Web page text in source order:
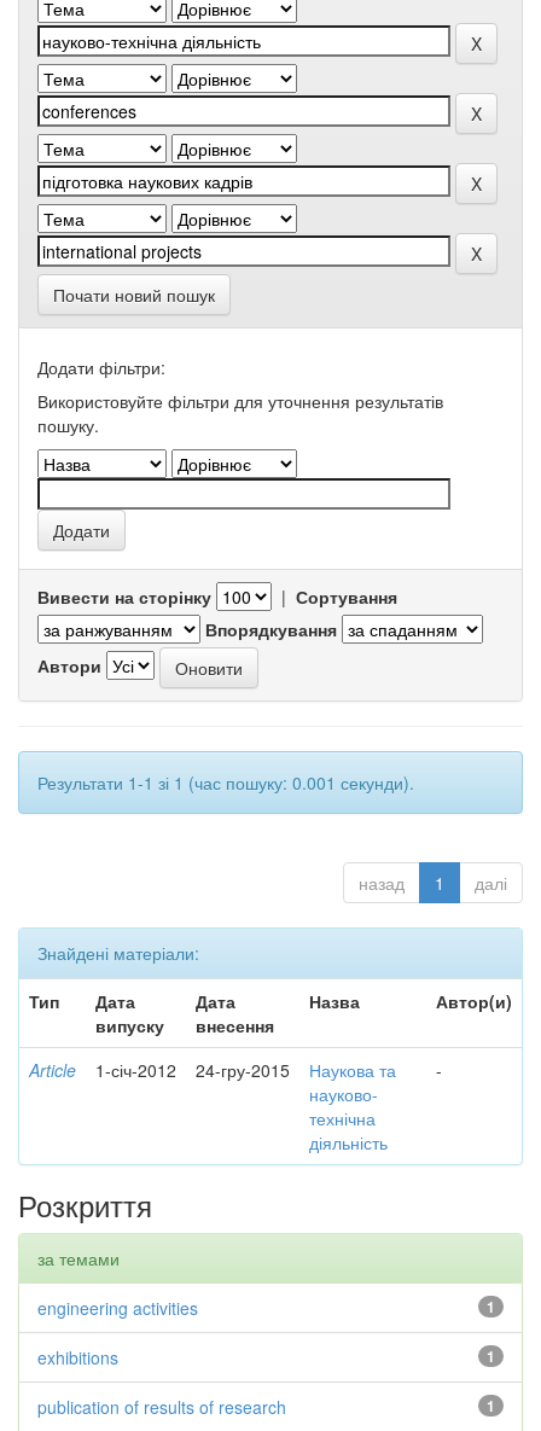
Почати новий пошук
Додати фільтри:
Використовуйте фільтри для уточнення результатів
пошуку.
Вивести на сторінку | Сортування
Впорядкування
Автори
Результати 1-1 зі 1 (час пошуку: 0.001 секунди).
назад 1 далі
Знайдені матеріали:
Тип
Дата
випуску
Дата
внесення
Назва Автор(и)
Article 1-січ-2012 24-гру-2015
Наукова та
науково-
технічна
діяльність
-
Розкриття
за темами
1
engineering activities
1
exhibitions
1
publication of results of research